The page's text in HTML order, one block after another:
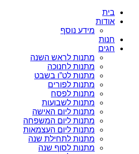
בית
אודות
מידע נוסף
חנות
חגים
מתנות לראש השנה
מתנות לחנוכה
מתנות לט”ו בשבט
מתנות לפורים
מתנות לפסח
מתנות לשבועות
מתנות ליום האישה
מתנות ליום המשפחה
מתנות ליום העצמאות
מתנות לתחילת שנה
מתנות לסוף שנה